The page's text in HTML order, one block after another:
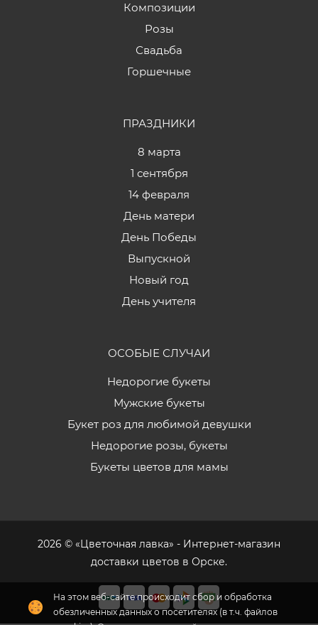
На этом веб-сайте происходит сбор и обработка
обезличенных данных о посетителях (в т.ч. файлов
Композиции
Розы
Свадьба
Горшечные
ПРАЗДНИКИ
8 марта
1 сентября
14 февраля
День матери
День Победы
Выпускной
Новый год
День учителя
ОСОБЫЕ СЛУЧАИ
Недорогие букеты
Мужские букеты
Букет роз для любимой девушки
Недорогие розы, букеты
Букеты цветов для мамы
2026 © «Цветочная лавка» - Интернет-магазин
доставки цветов в Орске.